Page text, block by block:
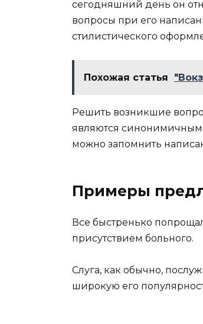
сегодняшний день он
вопросы при его
стилистического
Похожая статья
Решить возникшие
являются
можно запомнить
Примеры
Все быстренько
присутствием больного.
Слуга, как обычно,
широкую его